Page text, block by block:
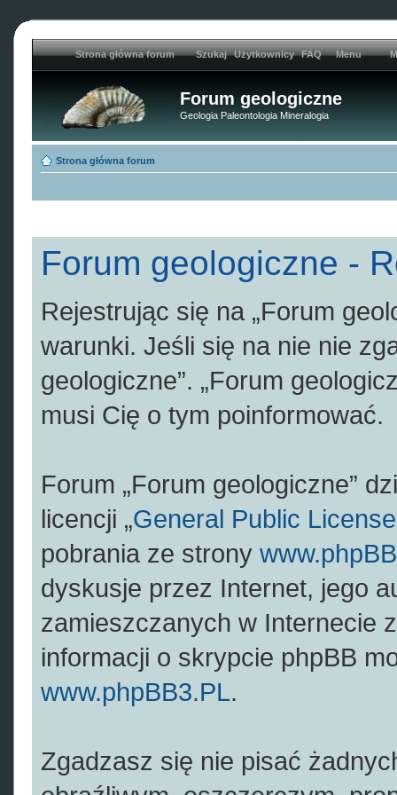
Strona główna forum Szukaj Użytkownicy FAQ Menu
Forum geologiczne
Geologia Paleontologia Mineralogia
Strona główna forum
Forum geologiczne -
Rejestrując się na „Forum
warunki. Jeśli się na nie nie
geologiczne”. „Forum
musi Cię o tym poinformować.
Forum „Forum geologiczne”
licencji „General Public License
pobrania ze strony
dyskusje przez Internet, jego
zamieszczanych w Internecie
informacji o skrypcie phpBB
www.phpBB3.PL.
Zgadzasz się nie pisać